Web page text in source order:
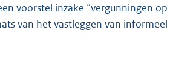
voorstel inzake “vergunningen
van het vastleggen van